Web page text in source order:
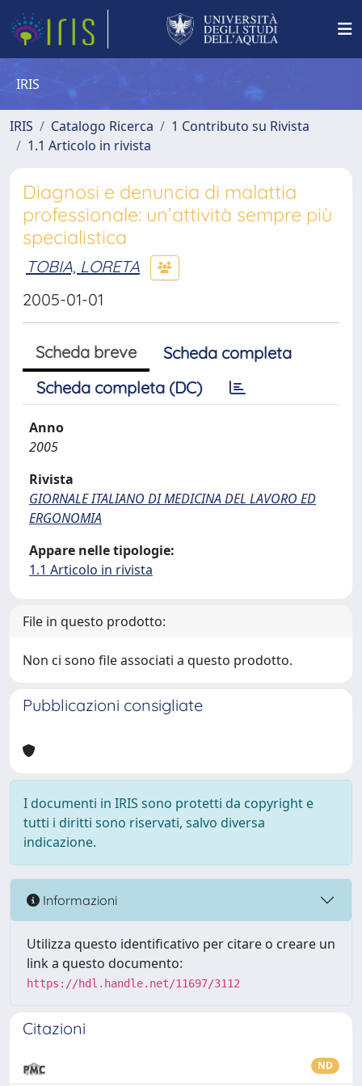
IRIS
IRIS Catalogo Ricerca
1 Contributo su Rivista
1.1 Articolo in rivista
Diagnosi e denuncia di malattia
professionale: un’attività sempre più
specialistica
TOBIA, LORETA
2005-01-01
Scheda breve
Scheda completa
Scheda completa (DC)
Anno
2005
Rivista
GIORNALE ITALIANO DI MEDICINA DEL LAVORO ED
ERGONOMIA
Appare nelle tipologie:
1.1 Articolo in rivista
File in questo prodotto:
Non ci sono file associati a questo prodotto.
Pubblicazioni consigliate
I documenti in IRIS sono protetti da copyright e
tutti i diritti sono riservati, salvo diversa
indicazione.
Informazioni
Utilizza questo identificativo per citare o creare un
link a questo documento:
https://hdl.handle.net/11697/3112
Citazioni
ND